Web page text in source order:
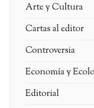
Arte y Cultura
Cartas al editor
Controversia
Economía y
Editorial